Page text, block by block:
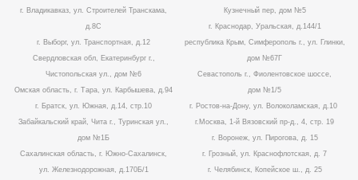
г. Владикавказ, ул. Строителей Транскама,
д.8С
г. Выборг, ул. Транспортная, д.12
Свердловская обл, Екатеринбург г.,
Чистопольская ул., дом №6
Омская область, г. Тара, ул. Карбышева, д.94
г. Братск, ул. Южная, д.14, стр.10
Забайкальский край, Чита г., Туринская ул.,
дом №1Б
Сахалинская область, г. Южно-Сахалинск,
ул. Железнодорожная, д.170Б/1
Кузнечный пер, дом №5
г. Краснодар, Уральская, д.144/1
республика Крым, Симферополь г., ул. Глинки,
дом №67Г
Севастополь г., Фиолентовское шоссе,
дом №1/5
г. Ростов-на-Дону, ул. Волоколамская, д.10
г.Москва, 1-й Вязовский пр-д., 4, стр. 19
г. Воронеж, ул. Пирогова, д. 15
г. Грозный, ул. Краснофлотская, д. 7
г. Челябинск, Копейское ш., д. 25